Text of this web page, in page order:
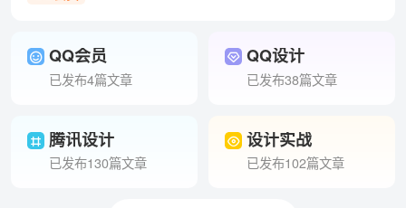
QQ会员
已发布4篇文章
QQ设计
已发布38篇文章
腾讯设计
已发布130篇文章
设计实战
已发布102篇文章